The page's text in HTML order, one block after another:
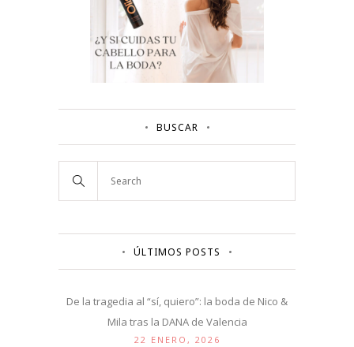
BUSCAR
ÚLTIMOS POSTS
De la tragedia al “sí, quiero”: la boda de Nico &
Mila tras la DANA de Valencia
22 ENERO, 2026